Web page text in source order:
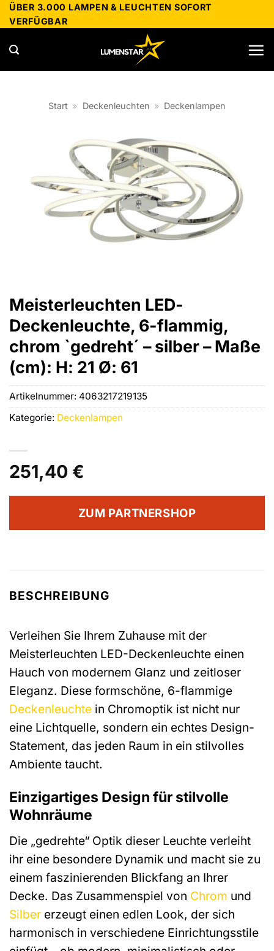
Zum
Inhalt
springen
ÜBER 3.000 LAMPEN & LEUCHTEN SOFORT
VERFÜGBAR
Start » Deckenleuchten » Deckenlampen
Meisterleuchten LED-
Deckenleuchte, 6-flammig,
chrom `gedreht´ – silber – Maße
(cm): H: 21 Ø: 61
251,40 €
ZUM PARTNERSHOP
Artikelnummer: 4063217219135
Kategorie: Deckenlampen
BESCHREIBUNG
Verleihen Sie Ihrem Zuhause mit der
Meisterleuchten LED-Deckenleuchte einen
Hauch von modernem Glanz und zeitloser
Eleganz. Diese formschöne, 6-flammige
Deckenleuchte in Chromoptik ist nicht nur
eine Lichtquelle, sondern ein echtes Design-
Statement, das jeden Raum in ein stilvolles
Ambiente taucht.
Einzigartiges Design für stilvolle
Wohnräume
Die „gedrehte“ Optik dieser Leuchte verleiht
ihr eine besondere Dynamik und macht sie zu
einem faszinierenden Blickfang an Ihrer
Decke. Das Zusammenspiel von Chrom und
Silber erzeugt einen edlen Look, der sich
harmonisch in verschiedene Einrichtungsstile